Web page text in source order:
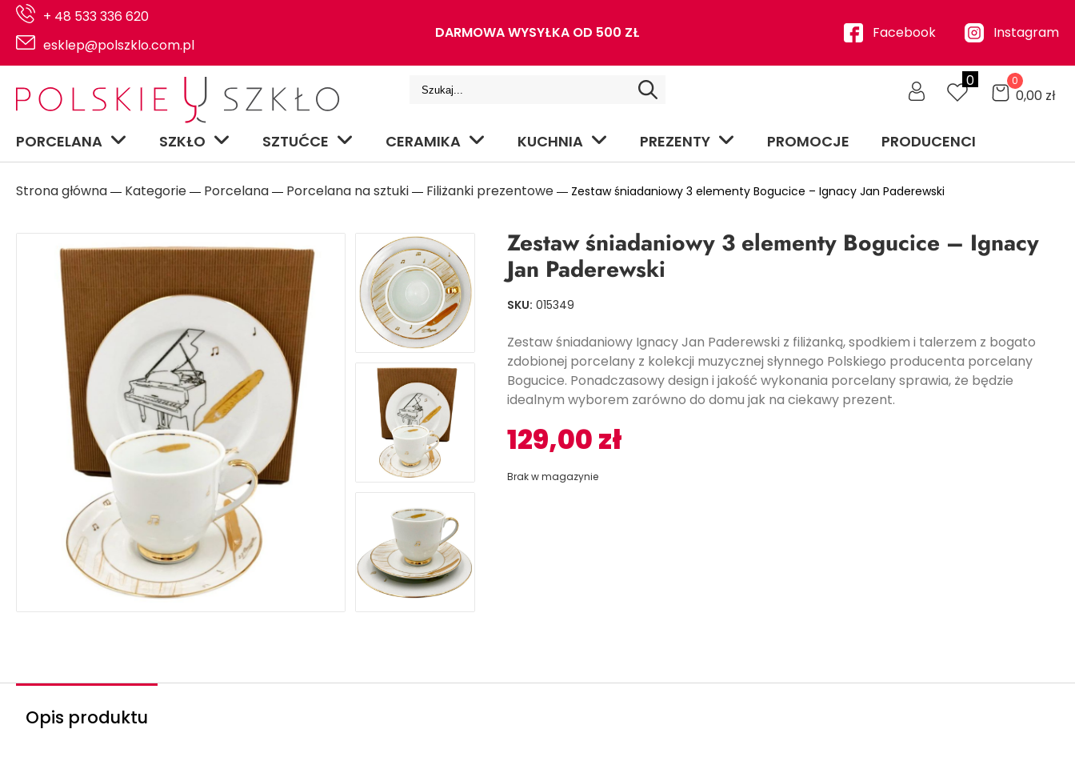
+ 48 533 336 620
esklep@polszklo.com.pl
DARMOWA WYSYŁKA OD 500 ZŁ Facebook Instagram
0 0
0,00 zł
PORCELANA SZKŁO SZTUĆCE CERAMIKA KUCHNIA PREZENTY PROMOCJE PRODUCENCI
Strona główna ― Kategorie ― Porcelana ― Porcelana na sztuki ― Filiżanki prezentowe ― Zestaw śniadaniowy 3 elementy Bogucice – Ignacy Jan Paderewski
Zestaw śniadaniowy 3 elementy Bogucice – Ignacy
Jan Paderewski
SKU: 015349
Zestaw śniadaniowy Ignacy Jan Paderewski z filiżanką, spodkiem i talerzem z bogato
zdobionej porcelany z kolekcji muzycznej słynnego Polskiego producenta porcelany
Bogucice. Ponadczasowy design i jakość wykonania porcelany sprawia, że będzie
idealnym wyborem zarówno do domu jak na ciekawy prezent.
129,00zł
Brak w magazynie
Opis produktu